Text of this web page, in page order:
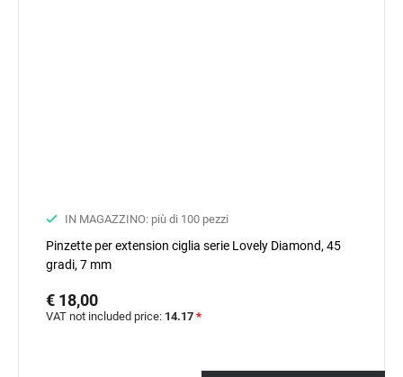
IN MAGAZZINO: più di 100 pezzi
Pinzette per extension ciglia serie Lovely Diamond, 45
gradi, 7 mm
€ 18,00
VAT not included price: 14.17 *